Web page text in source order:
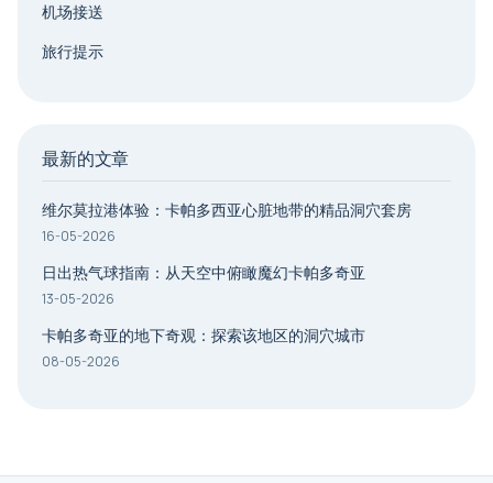
机场接送
旅行提示
最新的文章
维尔莫拉港体验：卡帕多西亚心脏地带的精品洞穴套房
16-05-2026
日出热气球指南：从天空中俯瞰魔幻卡帕多奇亚
13-05-2026
卡帕多奇亚的地下奇观：探索该地区的洞穴城市
08-05-2026